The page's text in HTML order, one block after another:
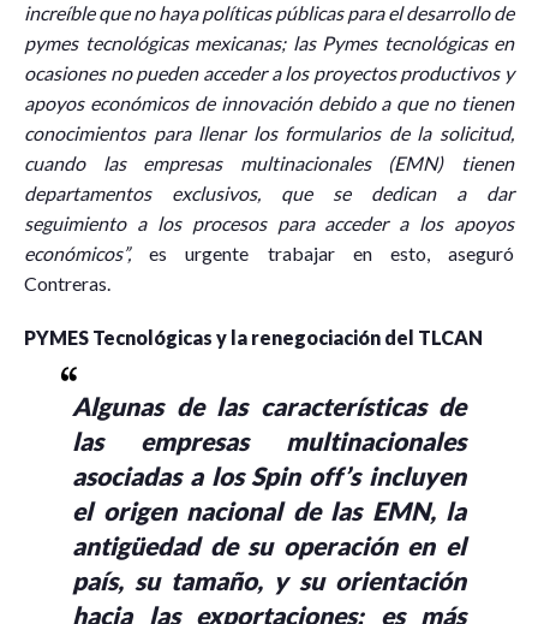
increíble que no haya políticas públicas para el desarrollo de
pymes tecnológicas mexicanas; las Pymes tecnológicas en
ocasiones no pueden acceder a los proyectos productivos y
apoyos económicos de innovación debido a que no tienen
conocimientos para llenar los formularios de la solicitud,
cuando las empresas multinacionales (EMN) tienen
departamentos exclusivos, que se dedican a dar
seguimiento a los procesos para acceder a los apoyos
económicos”,es urgente trabajar en esto, aseguró
Contreras.
PYMES Tecnológicas y la renegociación del TLCAN
Algunas de las características de
las empresas multinacionales
asociadas a los Spin off’s incluyen
el origen nacional de las EMN, la
antigüedad de su operación en el
país, su tamaño, y su orientación
hacia las exportaciones; es más